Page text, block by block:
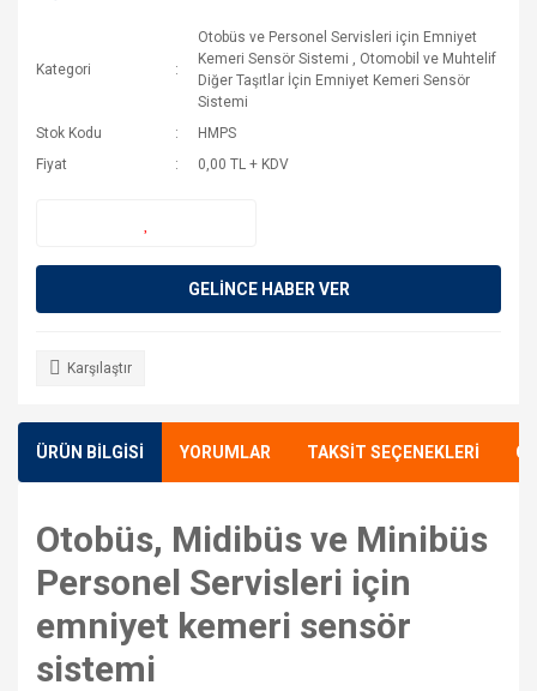
Kategori
Otobüs ve Personel Servisleri için Emniyet
Kemeri Sensör Sistemi , Otomobil ve Muhtelif
Diğer Taşıtlar İçin Emniyet Kemeri Sensör
Sistemi
Stok Kodu
HMPS
Fiyat
0,00 TL + KDV
GELİNCE HABER VER
Karşılaştır
ÜRÜN BİLGİSİ YORUMLAR TAKSİT SEÇENEKLERİ
Otobüs, Midibüs ve Minibüs
Personel Servisleri için
emniyet kemeri sensör
sistemi